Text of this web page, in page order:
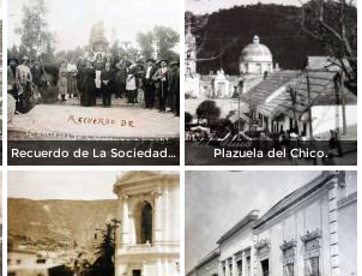
Recuerdo de La Sociedad de San Vicente de Paul en el Parque Hidalgo ( Fechada en 1920 ). Plazuela del Chico.